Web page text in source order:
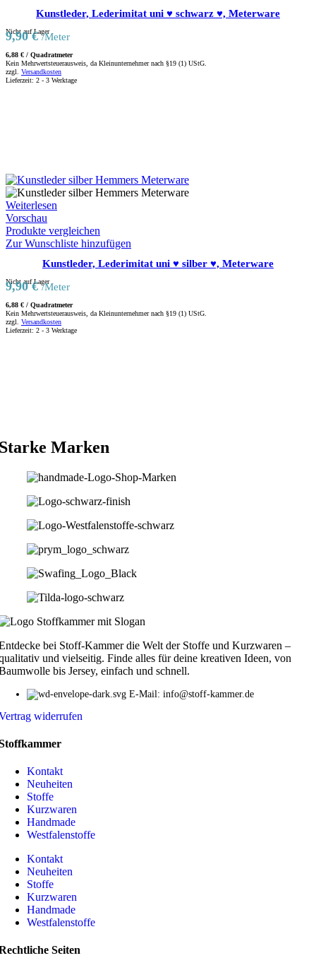
Kunstleder, Lederimitat uni ♥ schwarz ♥, Meterware
Nicht auf Lager
9,90€ /Meter
6,88 € / Quadratmeter
Kein Mehrwertsteuerausweis, da Kleinunternehmer nach §19 (1) UStG.
zzgl. Versandkosten
Lieferzeit: 2 - 3 Werktage
Weiterlesen
Vorschau
Produkte vergleichen
Zur Wunschliste hinzufügen
Kunstleder, Lederimitat uni ♥ silber ♥, Meterware
Nicht auf Lager
9,90€ /Meter
6,88 € / Quadratmeter
Kein Mehrwertsteuerausweis, da Kleinunternehmer nach §19 (1) UStG.
zzgl. Versandkosten
Lieferzeit: 2 - 3 Werktage
Marken
bei Stoff-Kammer die Welt der Stoffe und Kurzwaren –
und vielseitig. Finde alles für deine kreativen Ideen, von
bis Jersey, einfach und schnell.
E-Mail: info@stoff-kammer.de
widerrufen
Kontakt
Neuheiten
Stoffe
Kurzwaren
Handmade
Westfalenstoffe
Kontakt
Neuheiten
Stoffe
Kurzwaren
Handmade
Westfalenstoffe
Seiten